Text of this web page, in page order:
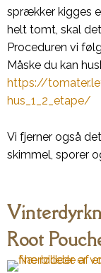
sprækker kigges
helt tomt, skal
Proceduren vi
Måske du kan
https://
hus_1_2_etape/
Vi fjerner også
skimmel, sporer
Root